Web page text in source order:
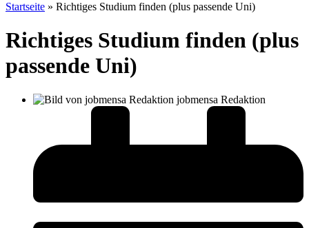
Startseite » Richtiges Studium finden (plus passende Uni)
Richtiges Studium finden (plus
passende Uni)
jobmensa Redaktion